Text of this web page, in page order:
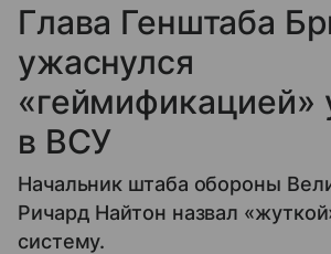
Глава Генштаба
ужаснулся
«геймификацией»
в ВСУ
Начальник штаба обороны
Ричард Найтон назвал
систему.